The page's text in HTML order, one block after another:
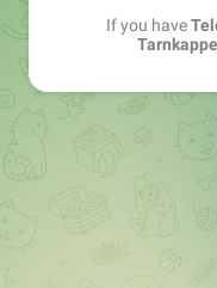
Kochen:
If you have